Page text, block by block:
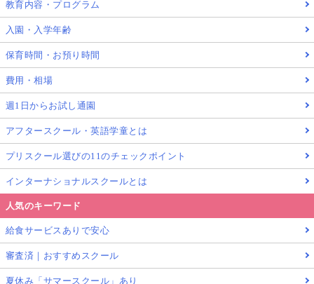
教育内容・プログラム
入園・入学年齢
保育時間・お預り時間
費用・相場
週1日からお試し通園
アフタースクール・英語学童とは
プリスクール選びの11のチェックポイント
インターナショナルスクールとは
人気のキーワード
給食サービスありで安心
審査済｜おすすめスクール
夏休み「サマースクール」あり